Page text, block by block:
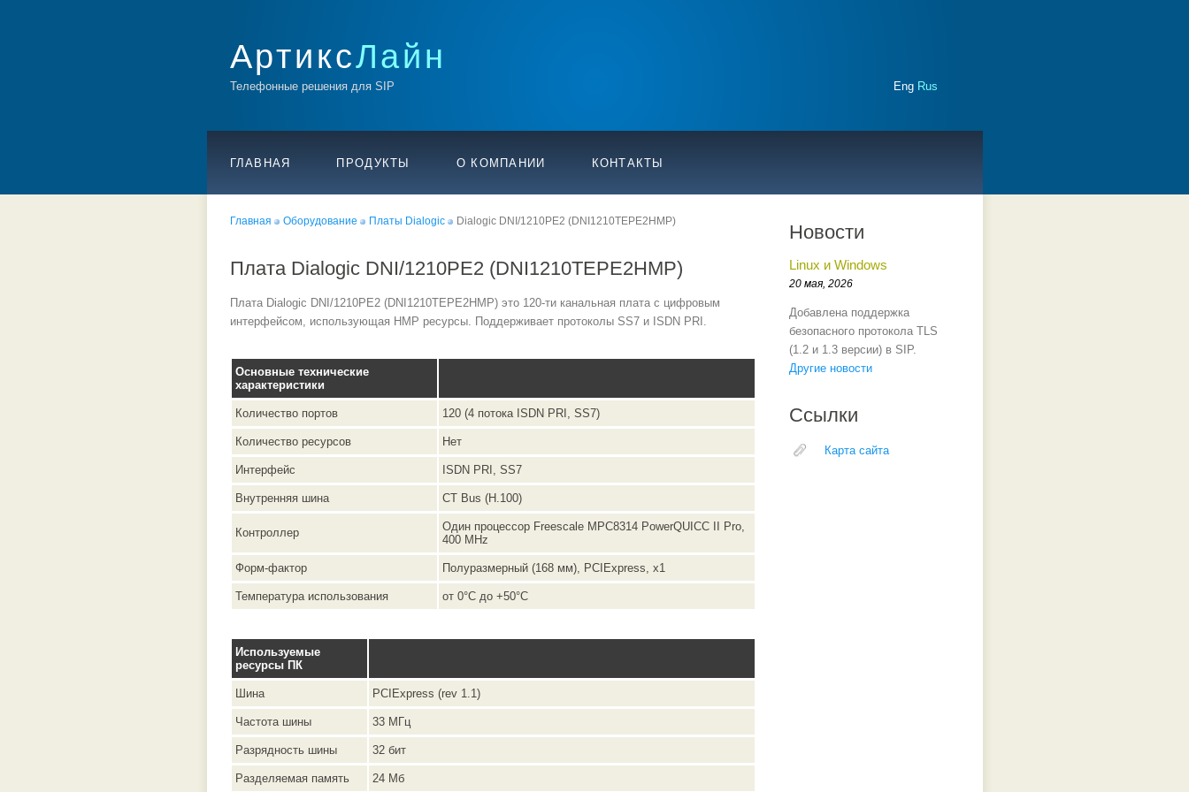
АртиксЛайн
Телефонные решения для SIP EngRus
ГЛАВНАЯ ПРОДУКТЫ О КОМПАНИИ КОНТАКТЫ
Новости
Linux и Windows
20 мая, 2026
Добавлена поддержка
безопасного протокола TLS
(1.2 и 1.3 версии) в SIP.
Другие новости
Ссылки
Карта сайта
Главная Оборудование Платы Dialogic Dialogic DNI/1210PE2 (DNI1210TEPE2HMP)
Плата Dialogic DNI/1210PE2 (DNI1210TEPE2HMP)
Плата Dialogic DNI/1210PE2 (DNI1210TEPE2HMP) это 120-ти канальная плата с цифровым
интерфейсом, использующая HMP ресурсы. Поддерживает протоколы SS7 и ISDN PRI.
Основные технические
характеристики
Количество портов 120 (4 потока ISDN PRI, SS7)
Количество ресурсов Нет
Интерфейс ISDN PRI, SS7
Внутренняя шина CT Bus (H.100)
Контроллер
Один процессор Freescale MPC8314 PowerQUICC II Pro,
400 MHz
Форм-фактор Полуразмерный (168 мм), PCIExpress, x1
Температура использования от 0°C до +50°C
Используемые
ресурсы ПК
Шина PCIExpress (rev 1.1)
Частота шины 33 МГц
Разрядность шины 32 бит
Разделяемая память 24 Мб